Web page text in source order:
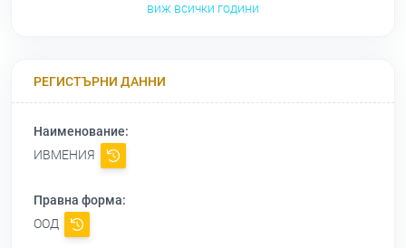
виж всички години
РЕГИСТЪРНИ ДАННИ
Наименование:
ИВМЕНИЯ
Правна форма:
ООД